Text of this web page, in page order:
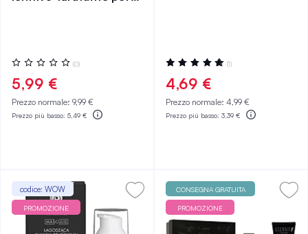
Valutazione:
0%
(0)
5,99 €
Prezzo normale: 9,99 €
Prezzo più basso: 5,49 €
Valutazione:
100%
(1)
4,69 €
Prezzo normale: 4,99 €
Prezzo più basso: 3,39 €
codice: WOW
PROMOZIONE
CONSEGNA GRATUITA
PROMOZIONE